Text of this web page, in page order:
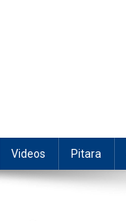
Videos Pitara